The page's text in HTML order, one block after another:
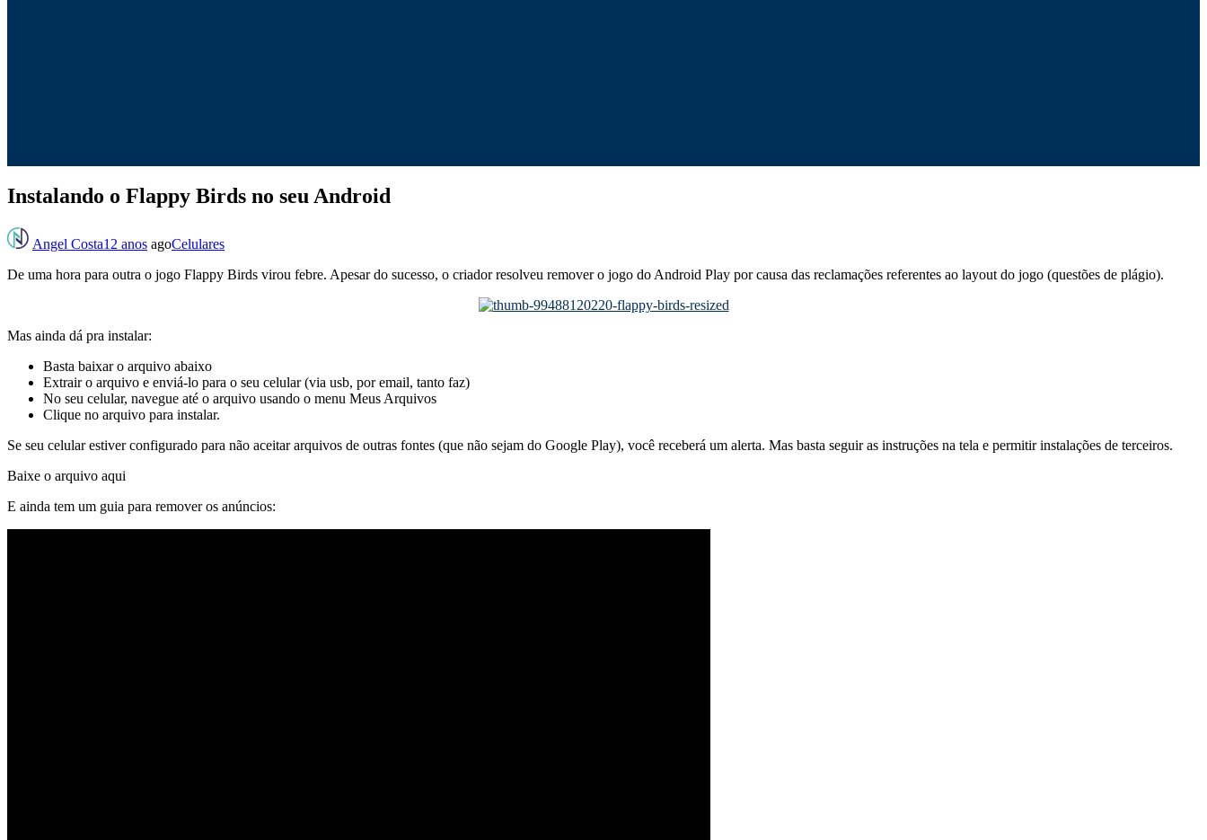
Instalando o Flappy Birds no seu Android
Angel Costa12 anos agoCelulares
De uma hora para outra o jogo Flappy Birds virou febre. Apesar do sucesso, o criador resolveu remover o jogo do Android Play por causa das reclamações referentes ao layout do jogo (questões de plágio).
Mas ainda dá pra instalar:
Basta baixar o arquivo abaixo
Extrair o arquivo e enviá-lo para o seu celular (via usb, por email, tanto faz)
No seu celular, navegue até o arquivo usando o menu Meus Arquivos
Clique no arquivo para instalar.
Se seu celular estiver configurado para não aceitar arquivos de outras fontes (que não sejam do Google Play), você receberá um alerta. Mas basta seguir as instruções na tela e permitir instalações de terceiros.
Baixe o arquivo aqui
E ainda tem um guia para remover os anúncios: